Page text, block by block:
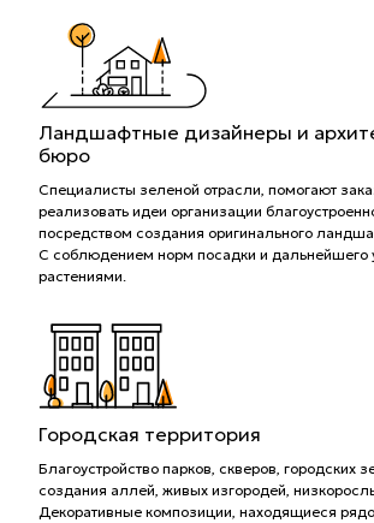
Ландшафтные дизайнеры и
бюро
Специалисты зеленой отрасли, помогают
реализовать идеи организации
посредством создания оригинального
С соблюдением норм посадки и дальнейшего
растениями.
Городская территория
Благоустройство парков, скверов, городских
создания аллей, живых изгородей,
Декоративные композиции, находящиеся